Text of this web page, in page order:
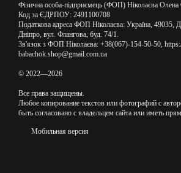
Фізична особа-підприємець (ФОП) Ніколаєва Олена
Код за ЄДРПОУ: 2491100708
Податкова адреса ФОП Ніколаєва: Україна, 49035,
Дніпро, вул. Флангова, буд. 74/1.
Зв'язок з ФОП Ніколаєва: +38(067)-154-50-50,
babachok.shop@gmail.com.ua
© 2022—2026
Все права защищены.
Любое копирование текстов или фотографий с
быть согласовано с владельцем сайта или иметь
Мобильная версия